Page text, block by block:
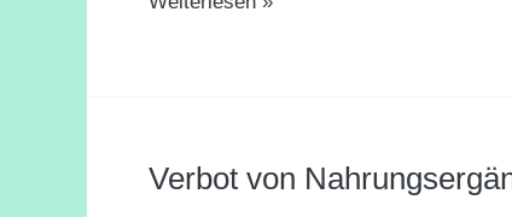
Verbot von
Verbot